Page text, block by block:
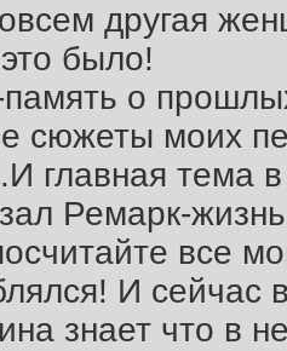
другая
было!
о
сюжеты моих
главная тема
Ремарк-
все
И сейчас
знает что в